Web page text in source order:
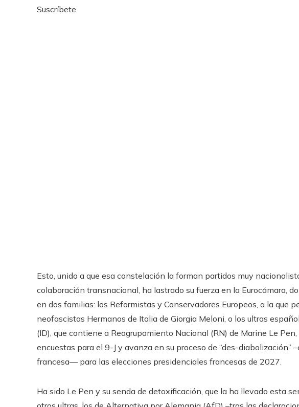
Suscríbete
Esto, unido a que esa constelación la forman partidos muy
colaboración transnacional, ha lastrado su fuerza en la Eurocámara,
en dos familias: los Reformistas y Conservadores Europeos, a la que
neofascistas Hermanos de Italia de Giorgia Meloni, o los ultras
(ID), que contiene a Reagrupamiento Nacional (RN) de Marine Le
encuestas para el 9-J y avanza en su proceso de “des-diabolización”
francesa— para las elecciones presidenciales francesas de 2027.
Ha sido Le Pen y su senda de detoxificación, que la ha llevado esta